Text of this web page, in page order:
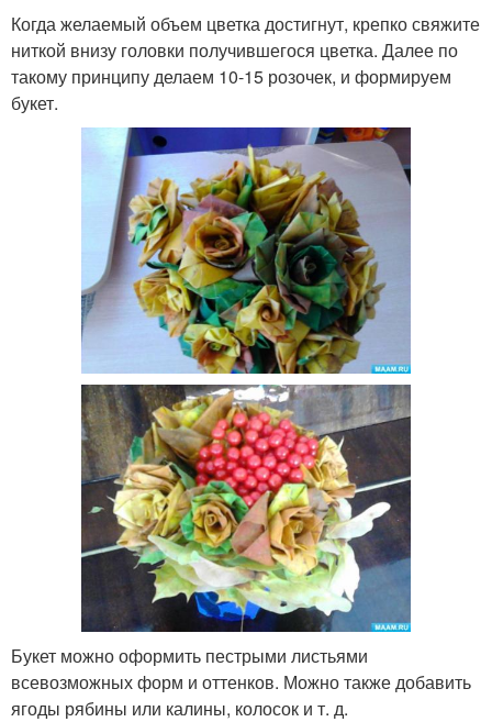
Когда желаемый объем цветка достигнут, крепко свяжите
ниткой внизу головки получившегося цветка. Далее по
такому принципу делаем 10-15 розочек, и формируем
букет.
Букет можно оформить пестрыми листьями
всевозможных форм и оттенков. Можно также добавить
ягоды рябины или калины, колосок и т. д.